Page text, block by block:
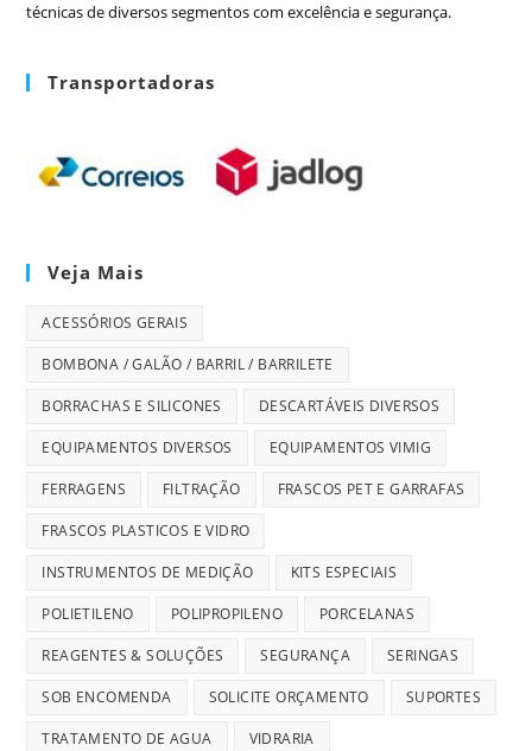
técnicas de diversos segmentos com excelência e segurança.
Transportadoras
Veja Mais
ACESSÓRIOS GERAIS
BOMBONA / GALÃO / BARRIL / BARRILETE
BORRACHAS E SILICONES DESCARTÁVEIS DIVERSOS
EQUIPAMENTOS DIVERSOS EQUIPAMENTOS VIMIG
FERRAGENS FILTRAÇÃO FRASCOS PET E GARRAFAS
FRASCOS PLASTICOS E VIDRO
INSTRUMENTOS DE MEDIÇÃO KITS ESPECIAIS
POLIETILENO POLIPROPILENO PORCELANAS
REAGENTES & SOLUÇÕES SEGURANÇA SERINGAS
SOB ENCOMENDA SOLICITE ORÇAMENTO SUPORTES
TRATAMENTO DE AGUA VIDRARIA